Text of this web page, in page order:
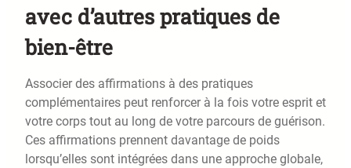
avec d’autres pratiques de
bien-être
Associer des affirmations à des pratiques
complémentaires peut renforcer à la fois votre esprit et
votre corps tout au long de votre parcours de guérison.
Ces affirmations prennent davantage de poids
lorsqu’elles sont intégrées dans une approche globale,